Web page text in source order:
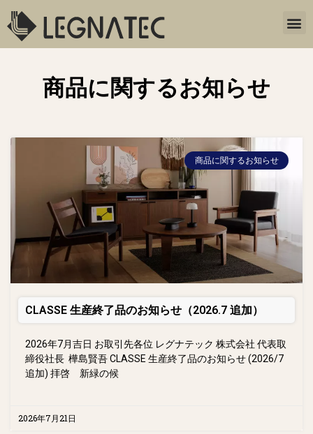
商品に関するお知らせ
商品に関するお知らせ
CLASSE 生産終了品のお知らせ（2026.7 追加）
2026年7月吉日 お取引先各位 レグナテック 株式会社 代表取
締役社長 樺島賢吾 CLASSE 生産終了品のお知らせ (2026/7
追加) 拝啓 新緑の候
2026年7月21日